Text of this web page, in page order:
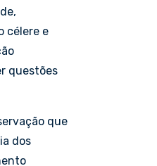
célere e
questões
que
dos